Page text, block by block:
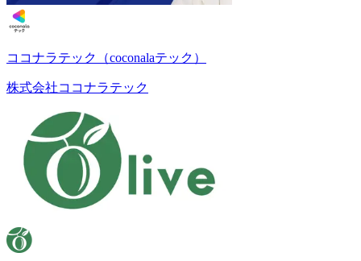
ココナラテック（coconalaテック）
株式会社ココナラテック